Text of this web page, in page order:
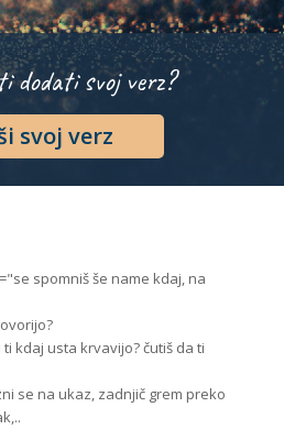
dodati svoj verz?
svoj verz
spomniš še name kdaj, na
kdaj usta krvavijo? čutiš da ti
se na ukaz, zadnjič grem preko